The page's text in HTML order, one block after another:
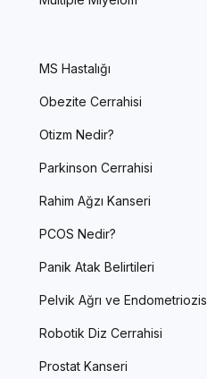
MS Hastalığı
Obezite Cerrahisi
Otizm Nedir?
Parkinson Cerrahisi
Rahim Ağzı Kanseri
PCOS Nedir?
Panik Atak Belirtileri
Pelvik Ağrı ve Endometriozis
Robotik Diz Cerrahisi
Prostat Kanseri